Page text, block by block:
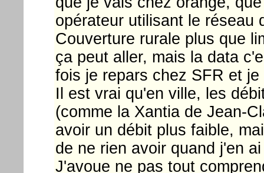
opérateur utilisant le réseau
Couverture rurale plus que
ça peut aller, mais la data
fois je repars chez SFR et
Il est vrai qu'en ville, les
(comme la Xantia de Jean-
avoir un débit plus faible,
de ne rien avoir quand j'en
J'avoue ne pas tout